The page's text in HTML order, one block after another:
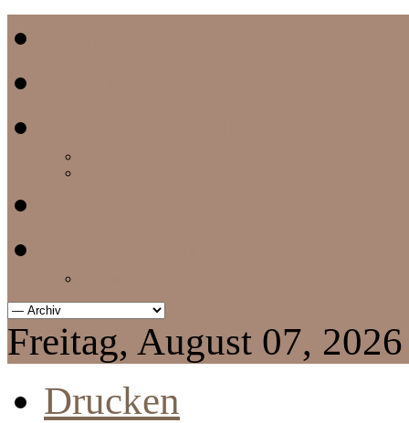
Freitag, August 07, 2026
Drucken